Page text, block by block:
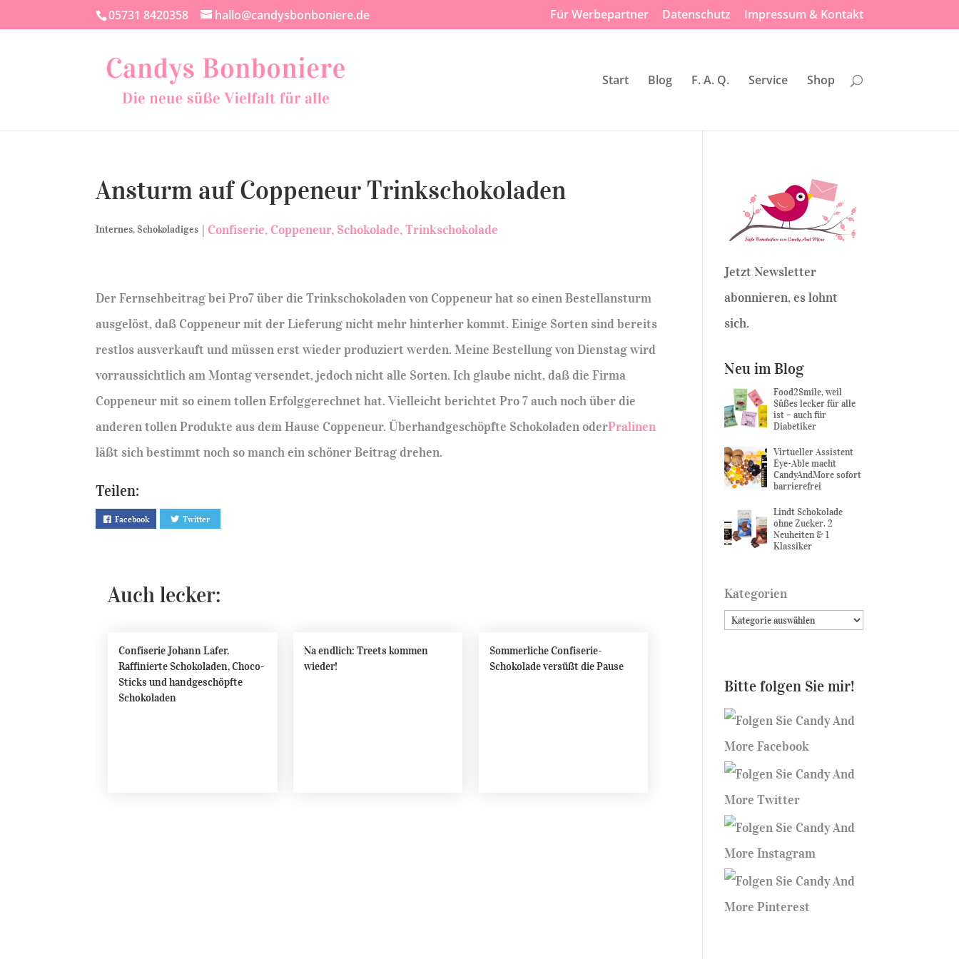
05731 8420358 hallo@candysbonboniere.de Für Werbepartner Datenschutz Impressum & Kontakt
Start Blog F. A. Q. Service Shop
Ansturm auf Coppeneur Trinkschokoladen
Internes,Schokoladiges | Confiserie Coppeneur Schokolade Trinkschokolade
Der Fernsehbeitrag bei Pro7 über die Trinkschokoladen von Coppeneur hat so einen Bestellansturm
ausgelöst, daß Coppeneur mit der Lieferung nicht mehr hinterher kommt. Einige Sorten sind bereits
restlos ausverkauft und müssen erst wieder produziert werden. Meine Bestellung von Dienstag wird
vorraussichtlich am Montag versendet, jedoch nicht alle Sorten. Ich glaube nicht, daß die Firma
Coppeneur mit so einem tollen Erfolggerechnet hat. Vielleicht berichtet Pro 7 auch noch über die
anderen tollen Produkte aus dem Hause Coppeneur. Überhandgeschöpfte Schokoladen oderPralinen
läßt sich bestimmt noch so manch ein schöner Beitrag drehen.
Teilen:
Facebook Twitter
Auch lecker:
Confiserie Johann Lafer.
Raffinierte Schokoladen, Choco-
Sticks und handgeschöpfte
Schokoladen
Na endlich: Treets kommen
wieder!
Sommerliche Confiserie-
Schokolade versüßt die Pause
Jetzt Newsletter
abonnieren, es lohnt
sich.
Neu im Blog
Food2Smile, weil
Süßes lecker für alle
ist – auch für
Diabetiker
Virtueller Assistent
Eye-Able macht
CandyAndMore sofort
barrierefrei
Lindt Schokolade
ohne Zucker. 2
Neuheiten & 1
Klassiker
Kategorien
Bitte folgen Sie mir!